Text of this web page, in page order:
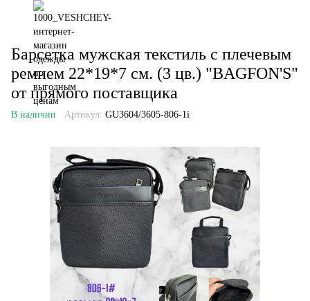
Барсетка мужская текстиль c плечевым
ремнем 22*19*7 см. (3 цв.) "BAGFON'S"
от прямого поставщика
В наличии Артикул: GU3604/3605-806-1i